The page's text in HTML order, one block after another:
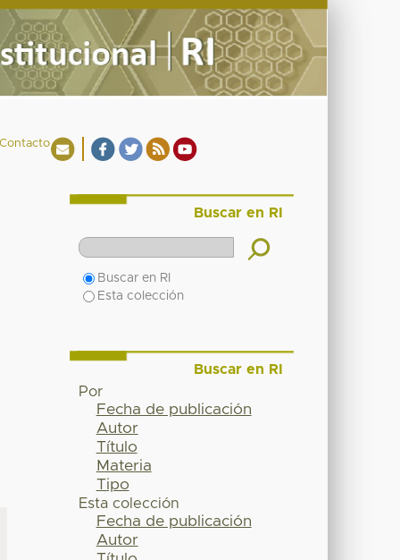
Buscar en RI
Buscar en RI
Esta colección
Buscar en RI
Por
Fecha de publicación
Autor
Título
Materia
Tipo
Esta colección
Fecha de publicación
Autor